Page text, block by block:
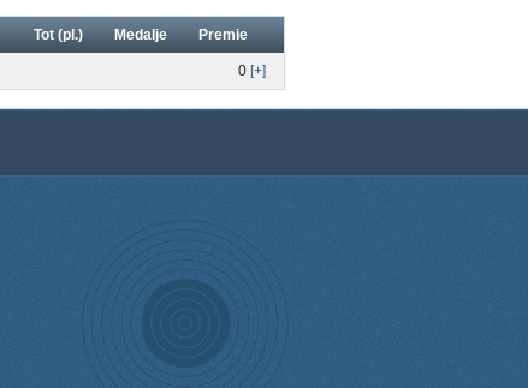
Tot (pl.) Medalje Premie
0 [+]